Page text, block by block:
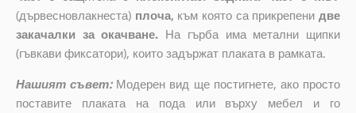
(дървесновлакнеста) плоча, към която са прикрепени две
закачалки за окачване. На гърба има метални щипки
(гъвкави фиксатори), които задържат плаката в рамката.
Нашият съвет: Модерен вид ще постигнете, ако просто
поставите плаката на пода или върху мебел и го